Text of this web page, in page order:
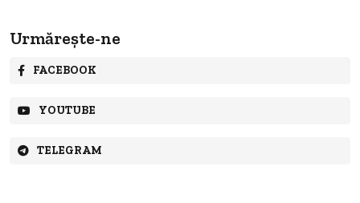
Urmărește-ne
FACEBOOK
YOUTUBE
TELEGRAM